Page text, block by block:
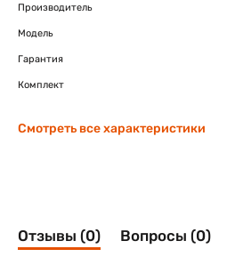
Производитель
Модель
Гарантия
Комплект
Смотреть все характеристики
Отзывы (0) Вопросы (0)